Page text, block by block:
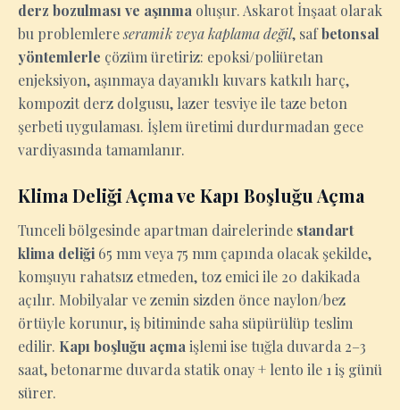
derz bozulması ve aşınma oluşur. Askarot İnşaat olarak
bu problemlereseramik veya kaplama değil, safbetonsal
yöntemlerle çözüm üretiriz: epoksi/poliüretan
enjeksiyon, aşınmaya dayanıklı kuvars katkılı harç,
kompozit derz dolgusu, lazer tesviye ile taze beton
şerbeti uygulaması. İşlem üretimi durdurmadan gece
vardiyasında tamamlanır.
Klima Deliği Açma ve Kapı Boşluğu Açma
Tunceli bölgesinde apartman dairelerinde standart
klima deliği 65 mm veya 75 mm çapında olacak şekilde,
komşuyu rahatsız etmeden, toz emici ile 20 dakikada
açılır. Mobilyalar ve zemin sizden önce naylon/bez
örtüyle korunur, iş bitiminde saha süpürülüp teslim
edilir. Kapı boşluğu açma işlemi ise tuğla duvarda 2–3
saat, betonarme duvarda statik onay + lento ile 1 iş günü
sürer.